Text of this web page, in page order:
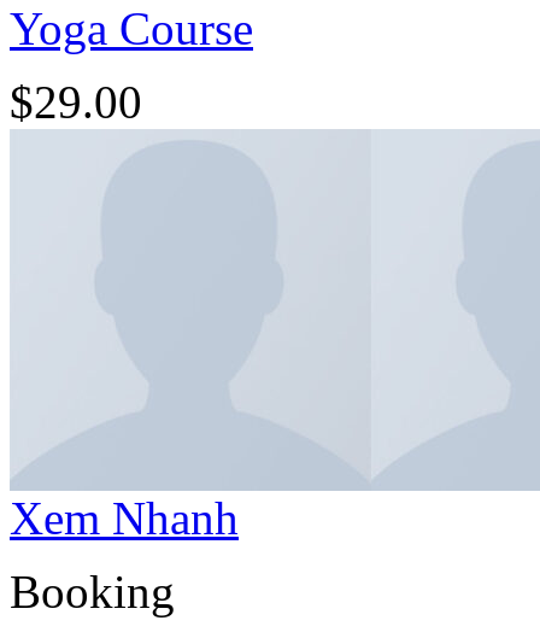
Yoga Course
$29.00
Xem Nhanh
Booking